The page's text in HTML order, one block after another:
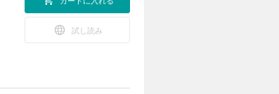
試し読み